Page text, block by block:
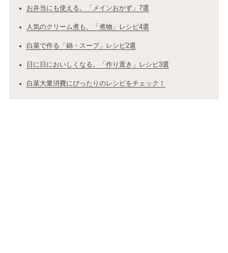
お弁当にも使える。「メインおかず」7選
人気のクリーム煮も。「煮物」レシピ4選
白菜で作る「鍋・スープ」レシピ2選
日に日においしくなる。「作り置き」レシピ3選
白菜大量消費にぴったりのレシピをチェック！